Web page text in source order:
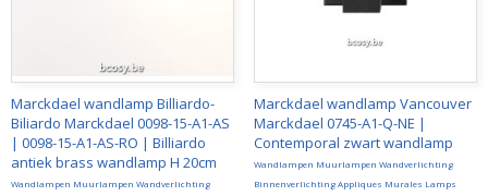
Marckdael wandlamp Billiardo-
Biliardo Marckdael 0098-15-A1-AS
| 0098-15-A1-AS-RO | Billiardo
antiek brass wandlamp H 20cm
Wandlampen Muurlampen Wandverlichting
Marckdael wandlamp Vancouver
Marckdael 0745-A1-Q-NE |
Contemporal zwart wandlamp
Wandlampen Muurlampen Wandverlichting
Binnenverlichting Appliques Murales Lamps